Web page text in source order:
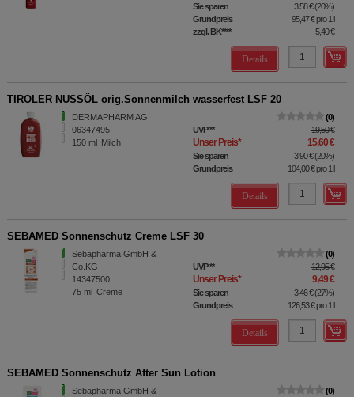
Sie sparen 3,58 €(20%)
Grundpreis
95,47 €pro 1 l
zzgl. BK**** 5,40 €
Details
TIROLER NUSSÖL orig.Sonnenmilch wasserfest LSF 20
DERMAPHARM AG
06347495
150 ml Milch
0
UVP** 19,50 €
Unser Preis* 15,60 €
Sie sparen 3,90 €(20%)
Grundpreis
104,00 €pro 1 l
Details
SEBAMED Sonnenschutz Creme LSF 30
Sebapharma GmbH &
Co.KG
14347500
75 ml Creme
0
UVP** 12,95 €
Unser Preis* 9,49 €
Sie sparen 3,46 €(27%)
Grundpreis
126,53 €pro 1 l
Details
SEBAMED Sonnenschutz After Sun Lotion
Sebapharma GmbH &
0